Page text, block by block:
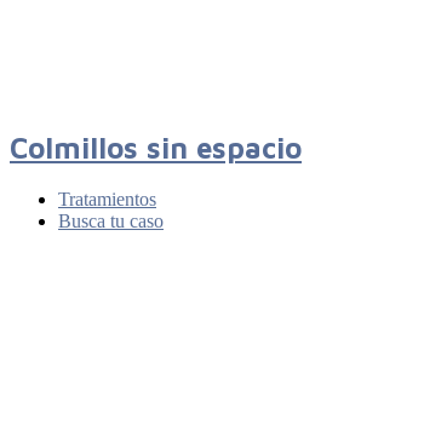
Colmillos sin espacio
Tratamientos
Busca tu caso